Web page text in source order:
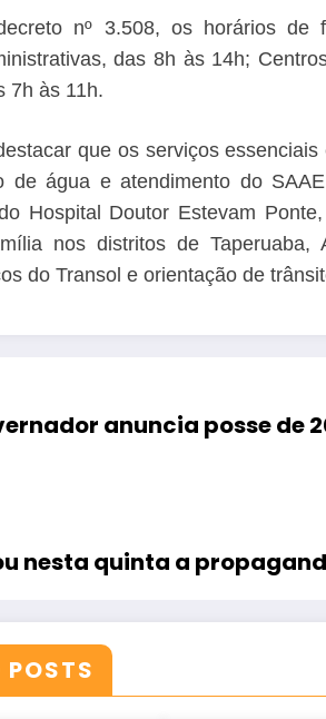
nº 3.508, os horários de
das 8h às 14h;
7h às 11h.
que os serviços
de água e atendimento do
Hospital Doutor Estevam
nos distritos de Taperuaba,
do Transol e orientação de
anuncia posse de
nesta quinta a
POSTS